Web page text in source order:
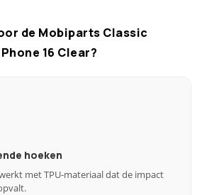
de Mobiparts Classic
16 Clear?
hoeken
met TPU-materiaal dat de impact